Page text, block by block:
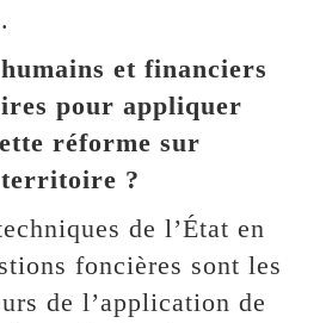
et financiers
pour appliquer
réforme sur
territoire ?
de l’État en
foncières sont les
de l’application de